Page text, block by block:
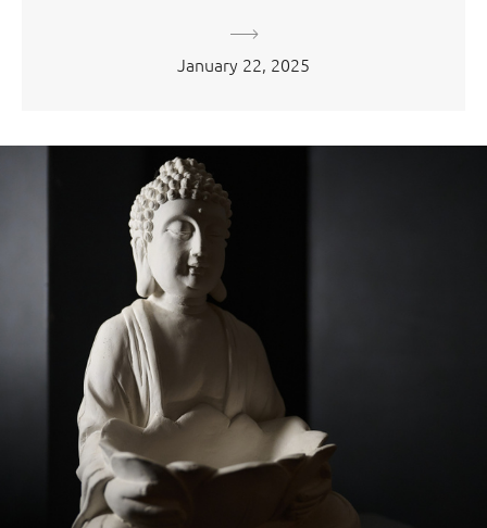
January 22, 2025